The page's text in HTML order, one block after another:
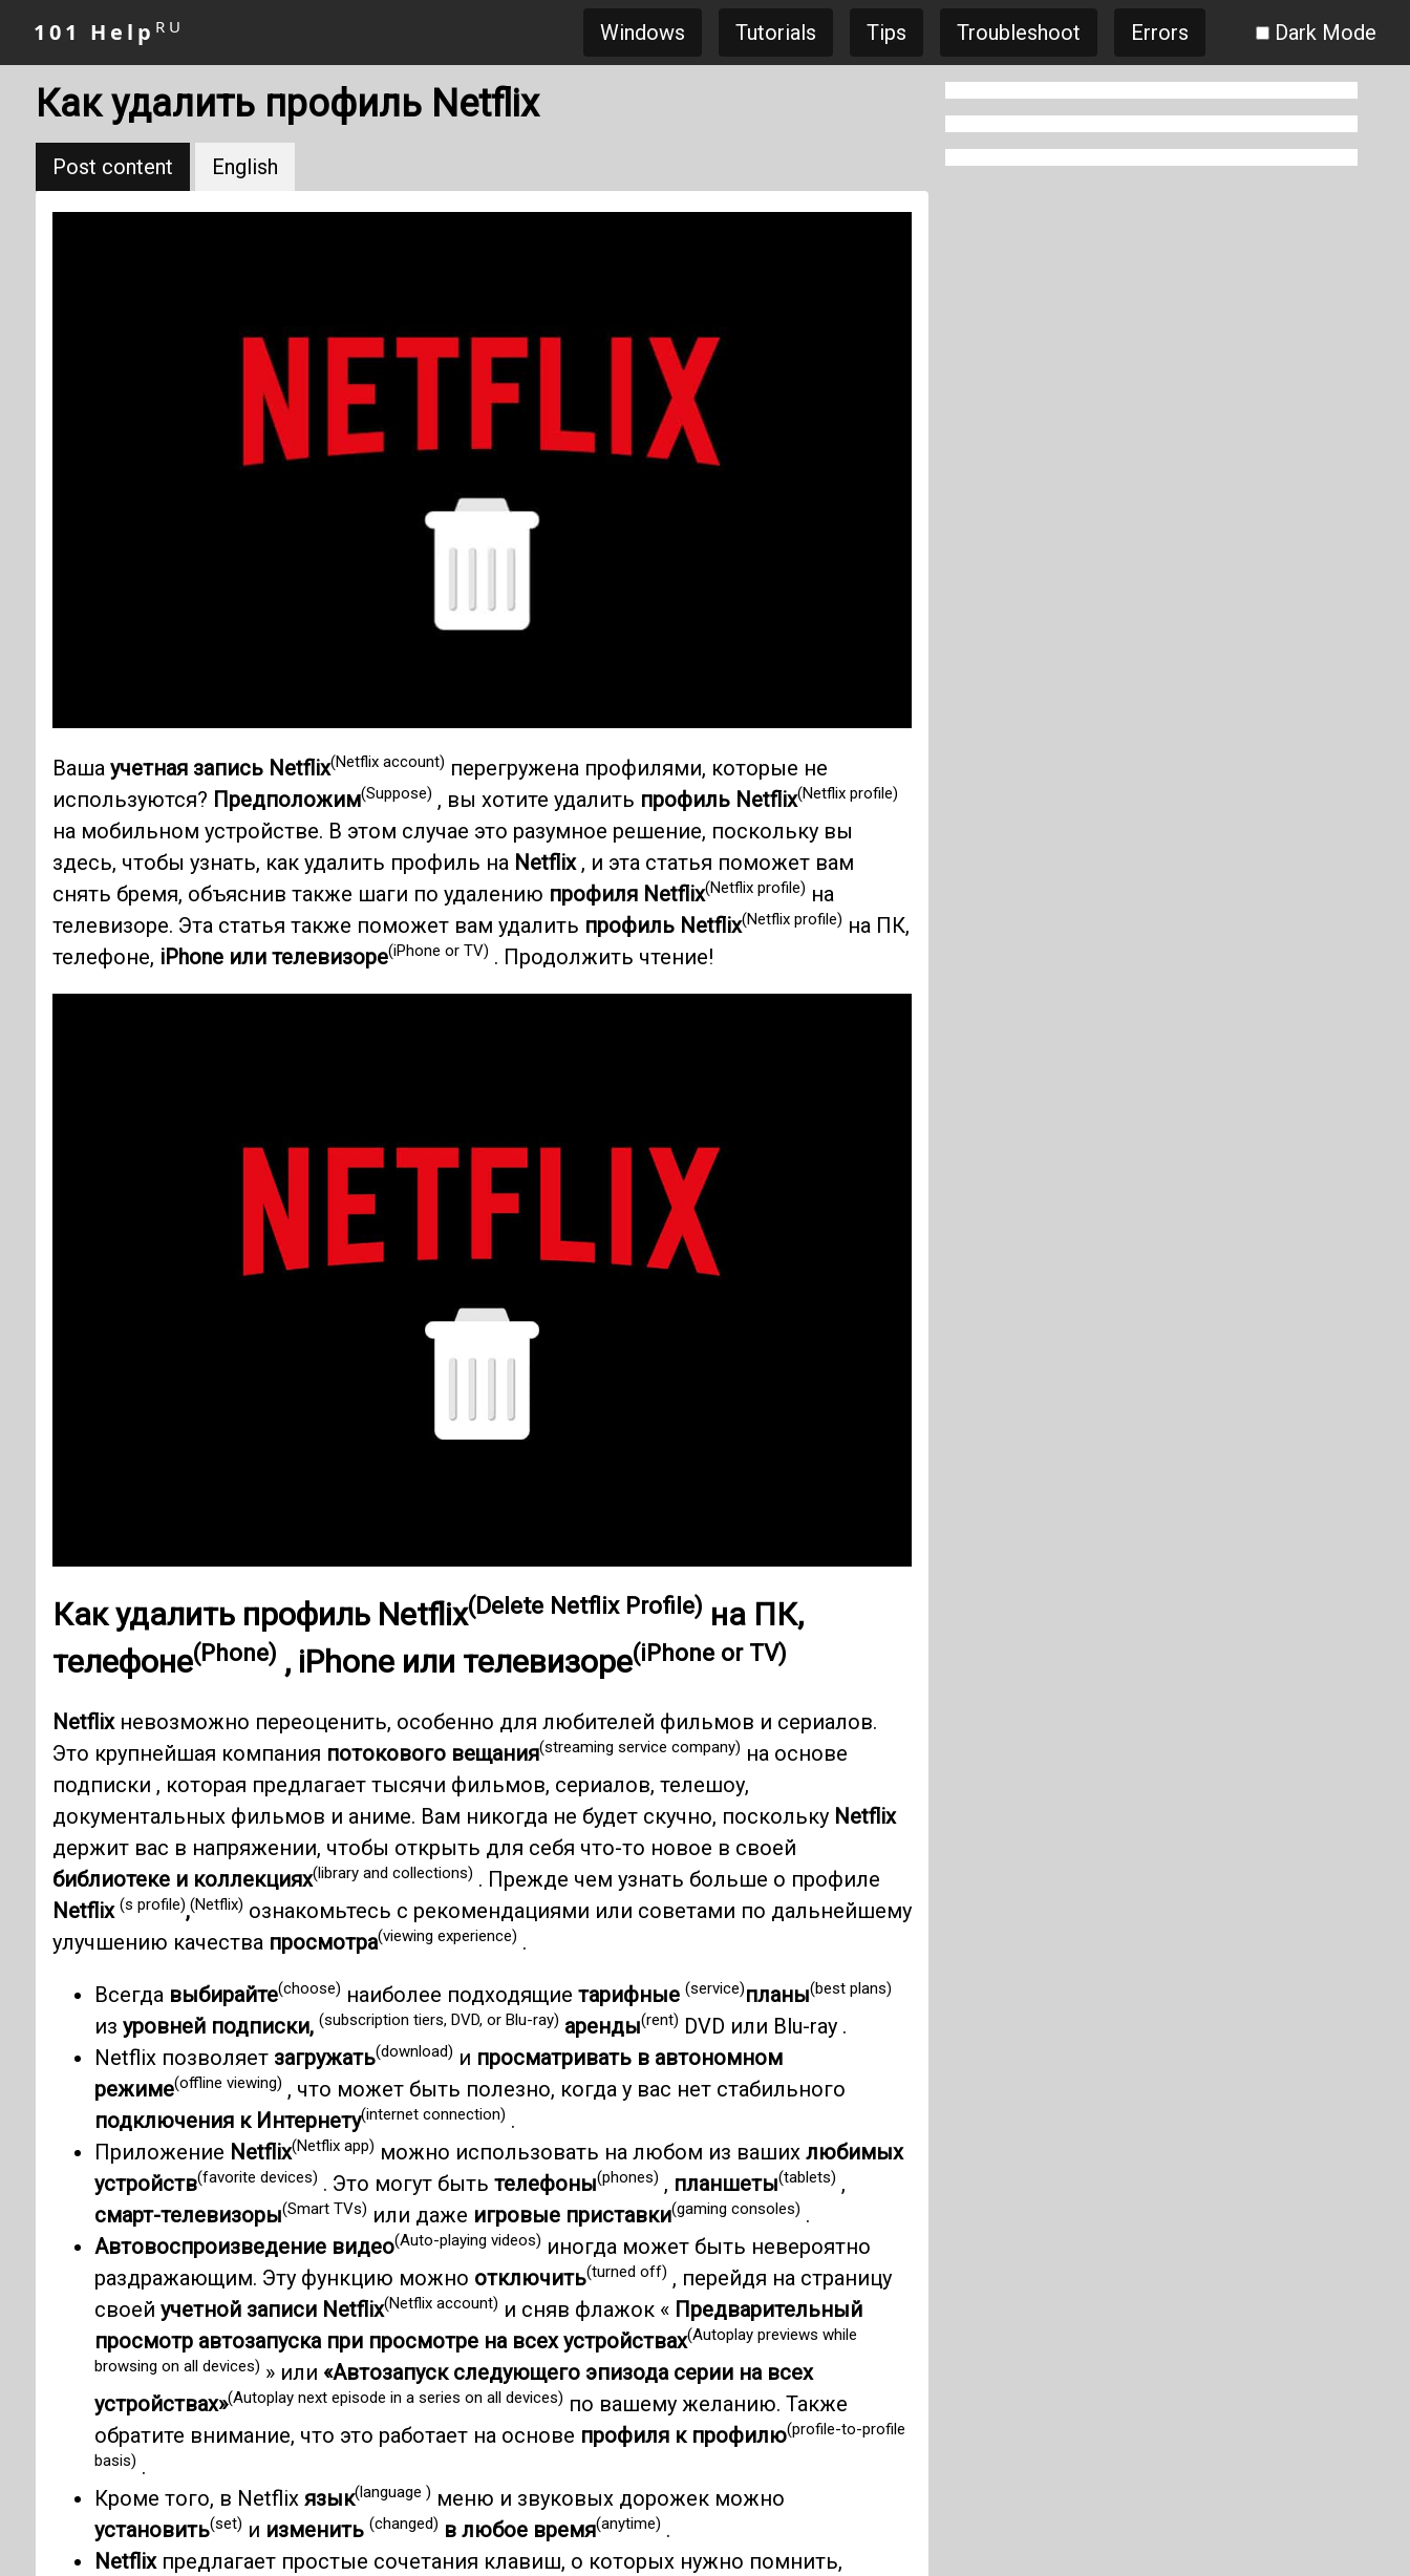
101 Help RU Windows Tutorials Tips Troubleshoot Errors Dark Mode
Как удалить профиль Netflix
Post content English
Ваша учетная запись Netflix(Netflix account) перегружена профилями, которые не
используются? Предположим(Suppose) , вы хотите удалить профиль Netflix(Netflix profile)
на мобильном устройстве. В этом случае это разумное решение, поскольку вы
здесь, чтобы узнать, как удалить профиль на Netflix, и эта статья поможет вам
снять бремя, объяснив также шаги по удалению профиля Netflix(Netflix profile) на
телевизоре. Эта статья также поможет вам удалить профиль Netflix(Netflix profile) на ПК,
телефоне, iPhone или телевизоре(iPhone or TV) . Продолжить чтение!
Какудалить профиль Netflix(Delete Netflix Profile) на ПК,
телефоне(Phone) , iPhone или телевизоре(iPhone or TV)
Netflixневозможно переоценить, особенно для любителей фильмов и сериалов.
Это крупнейшая компания потокового вещания(streaming service company) на основе
подписки , которая предлагает тысячи фильмов, сериалов, телешоу,
документальных фильмов и аниме. Вам никогда не будет скучно, поскольку Netflix
держит вас в напряжении, чтобы открыть для себя что-то новое в своей
библиотеке и коллекциях(library and collections) . Прежде чем узнать больше о профиле
Netflix (s profile),(Netflix) ознакомьтесь с рекомендациями или советами по дальнейшему
улучшению качества просмотра(viewing experience) .
Всегда выбирайте(choose) наиболее подходящие тарифные (service)планы(best plans)
из уровней подписки, (subscription tiers, DVD, or Blu-ray) аренды(rent) DVD или Blu-ray .
Netflix позволяет загружать(download) и просматривать в автономном
режиме(offline viewing) , что может быть полезно, когда у вас нет стабильного
подключения к Интернету(internet connection) .
Приложение Netflix(Netflix app) можно использовать на любом из ваших любимых
устройств(favorite devices) . Это могут быть телефоны(phones) , планшеты(tablets) ,
смарт-телевизоры(Smart TVs) или даже игровые приставки(gaming consoles) .
Автовоспроизведение видео(Auto-playing videos) иногда может быть невероятно
раздражающим. Эту функцию можно отключить(turned off) , перейдя на страницу
своей учетной записи Netflix(Netflix account) и сняв флажок « Предварительный
просмотр автозапуска при просмотре на всех устройствах(Autoplay previews while
browsing on all devices) » или «Автозапуск следующего эпизода серии на всех
устройствах»(Autoplay next episode in a series on all devices) по вашему желанию. Также
обратите внимание, что это работает на основе профиля к профилю(profile-to-profile
basis) .
Кроме того, в Netflix язык(language ) меню и звуковых дорожек можно
установить(set) и изменить (changed) в любое время(anytime) .
Netflixпредлагает простые сочетания клавиш, о которых нужно помнить,